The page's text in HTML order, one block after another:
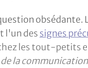
obsédante.
l'un des signes
les tout-petits
la communication